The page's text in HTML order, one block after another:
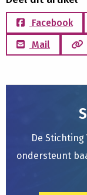
Facebook
Mail
De
ondersteunt